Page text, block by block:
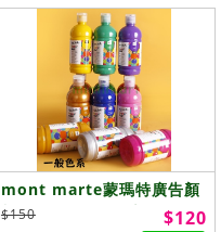
mont marte蒙瑪特廣告顏
料500ml 一般色系
$150 $120